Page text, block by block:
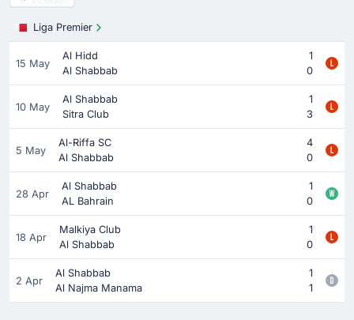
Liga Premier
15 May
Al Hidd
1
Al Shabbab
0
10 May
Al Shabbab
1
Sitra Club
3
5 May
Al-Riffa SC
4
Al Shabbab
0
28 Apr
Al Shabbab
1
AL Bahrain
0
18 Apr
Malkiya Club
1
Al Shabbab
0
2 Apr
Al Shabbab
1
Al Najma Manama
1